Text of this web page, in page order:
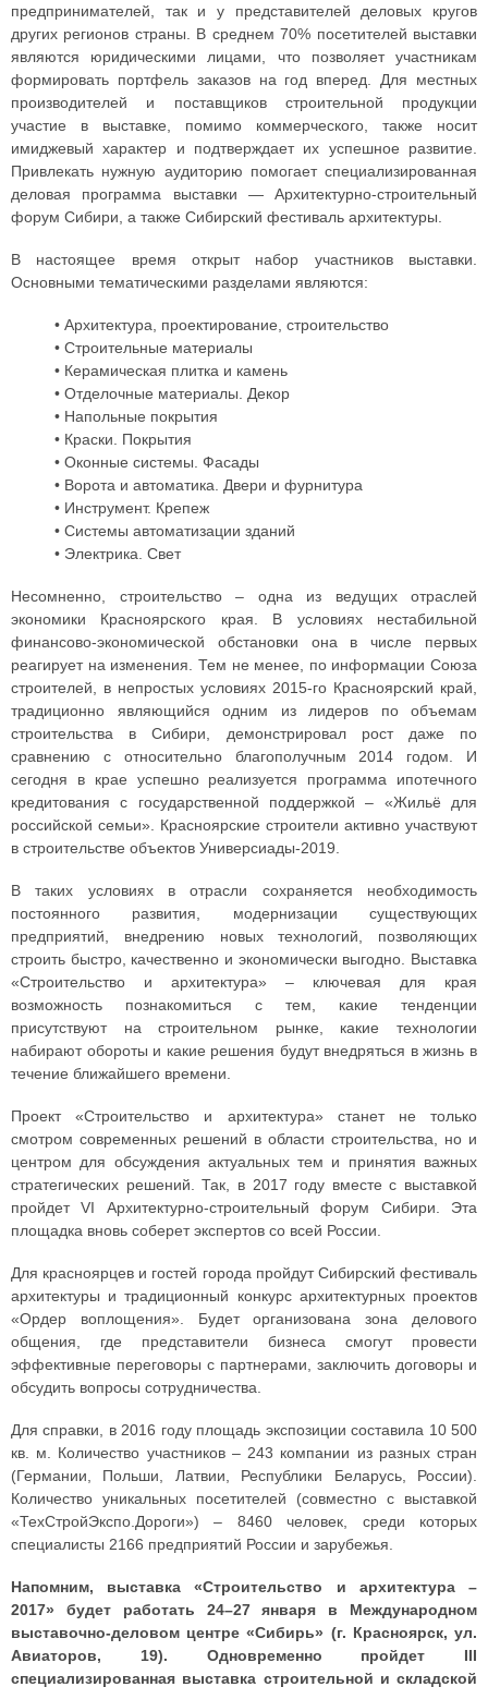
предпринимателей, так и у представителей деловых кругов
других регионов страны. В среднем 70% посетителей выставки
являются юридическими лицами, что позволяет участникам
формировать портфель заказов на год вперед. Для местных
производителей и поставщиков строительной продукции
участие в выставке, помимо коммерческого, также носит
имиджевый характер и подтверждает их успешное развитие.
Привлекать нужную аудиторию помогает специализированная
деловая программа выставки — Архитектурно-строительный
форум Сибири, а также Сибирский фестиваль архитектуры.
В настоящее время открыт набор участников выставки.
Основными тематическими разделами являются:
• Архитектура, проектирование, строительство
• Строительные материалы
• Керамическая плитка и камень
• Отделочные материалы. Декор
• Напольные покрытия
• Краски. Покрытия
• Оконные системы. Фасады
• Ворота и автоматика. Двери и фурнитура
• Инструмент. Крепеж
• Системы автоматизации зданий
• Электрика. Свет
Несомненно, строительство – одна из ведущих отраслей
экономики Красноярского края. В условиях нестабильной
финансово-экономической обстановки она в числе первых
реагирует на изменения. Тем не менее, по информации Союза
строителей, в непростых условиях 2015-го Красноярский край,
традиционно являющийся одним из лидеров по объемам
строительства в Сибири, демонстрировал рост даже по
сравнению с относительно благополучным 2014 годом. И
сегодня в крае успешно реализуется программа ипотечного
кредитования с государственной поддержкой – «Жильё для
российской семьи». Красноярские строители активно участвуют
в строительстве объектов Универсиады-2019.
В таких условиях в отрасли сохраняется необходимость
постоянного развития, модернизации существующих
предприятий, внедрению новых технологий, позволяющих
строить быстро, качественно и экономически выгодно. Выставка
«Строительство и архитектура» – ключевая для края
возможность познакомиться с тем, какие тенденции
присутствуют на строительном рынке, какие технологии
набирают обороты и какие решения будут внедряться в жизнь в
течение ближайшего времени.
Проект «Строительство и архитектура» станет не только
смотром современных решений в области строительства, но и
центром для обсуждения актуальных тем и принятия важных
стратегических решений. Так, в 2017 году вместе с выставкой
пройдет VI Архитектурно-строительный форум Сибири. Эта
площадка вновь соберет экспертов со всей России.
Для красноярцев и гостей города пройдут Сибирский фестиваль
архитектуры и традиционный конкурс архитектурных проектов
«Ордер воплощения». Будет организована зона делового
общения, где представители бизнеса смогут провести
эффективные переговоры с партнерами, заключить договоры и
обсудить вопросы сотрудничества.
Для справки, в 2016 году площадь экспозиции составила 10 500
кв. м. Количество участников – 243 компании из разных стран
(Германии, Польши, Латвии, Республики Беларусь, России).
Количество уникальных посетителей (совместно с выставкой
«ТехСтройЭкспо.Дороги») – 8460 человек, среди которых
специалисты 2166 предприятий России и зарубежья.
Напомним, выставка «Строительство и архитектура –
2017» будет работать 24–27 января в Международном
выставочно-деловом центре «Сибирь» (г. Красноярск, ул.
Авиаторов, 19). Одновременно пройдет III
специализированная выставка строительной и складской